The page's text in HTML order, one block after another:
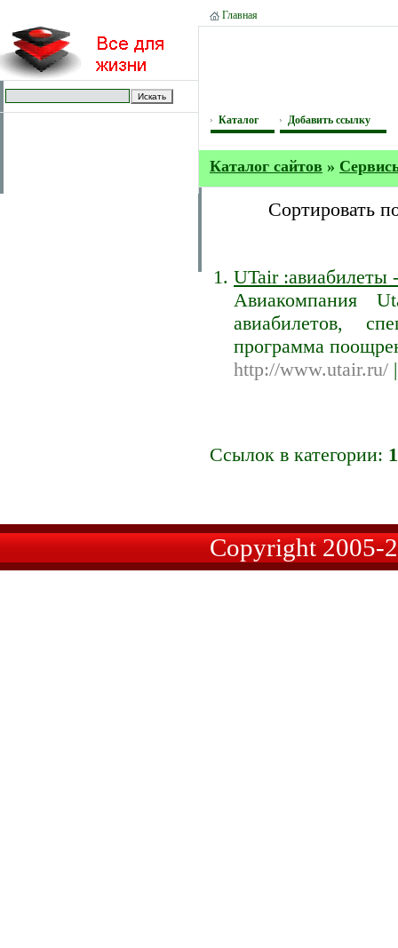
Главная
Каталог Добавить ссылку
Каталог сайтов »
Сортировать
UTair :авиабилеты
Авиакомпания
авиабилетов,
программа
http://www.utair.ru/
Ссылок в категории: 1
Copyright 2005-